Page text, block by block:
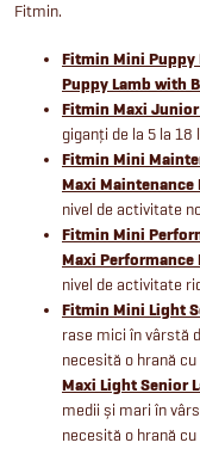
Fitmin.
Fitmin Mini Puppy
Puppy Lamb with
Fitmin Maxi
giganți de la 5 la 18
Fitmin Mini
Maxi Maintenance
nivel de activitate
Fitmin Mini
Maxi Performance
nivel de activitate
Fitmin Mini Light
rase mici în vârstă
necesită o hrană
Maxi Light Senior
medii și mari în
necesită o hrană